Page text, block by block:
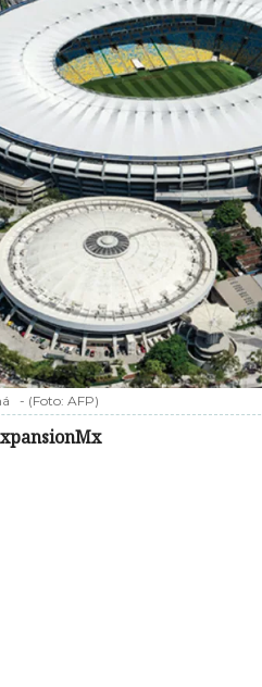
- (Foto: AFP)